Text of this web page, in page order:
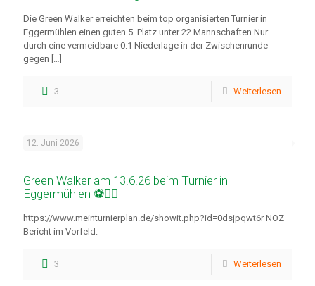
Die Green Walker erreichten beim top organisierten Turnier in
Eggermühlen einen guten 5. Platz unter 22 Mannschaften.Nur
durch eine vermeidbare 0:1 Niederlage in der Zwischenrunde
gegen […]
3 Weiterlesen
12. Juni 2026
Green Walker am 13.6.26 beim Turnier in
Eggermühlen ⚽🚶‍♂️
https://www.meinturnierplan.de/showit.php?id=0dsjpqwt6r NOZ
Bericht im Vorfeld:
3 Weiterlesen